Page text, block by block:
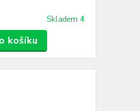
Skladem 4
košíku